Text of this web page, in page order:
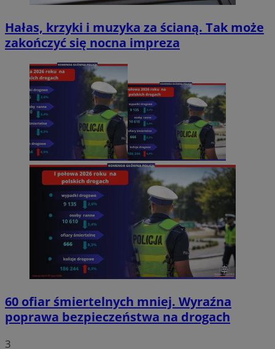
Hałas, krzyki i muzyka za ścianą. Tak może
zakończyć się nocna impreza
60 ofiar śmiertelnych mniej. Wyraźna
poprawa bezpieczeństwa na drogach
3